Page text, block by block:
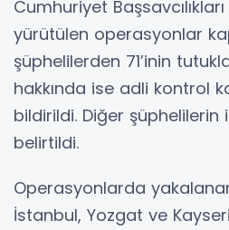
Cumhuriyet
yürütülen operasyonlar
şüphelilerden 71’inin
hakkında ise adli kontrol
bildirildi. Diğer
belirtildi.
Operasyonlarda
İstanbul, Yozgat ve